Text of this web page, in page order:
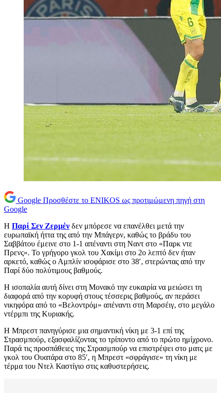
Google Προσθέστε το ENIKOS ως προτιμώμενη πηγή στη
Google
Η Παρί Σεν Ζερμέν δεν μπόρεσε να επανέλθει μετά την
ευρωπαϊκή ήττα της από την Μπάγερν, καθώς το βράδυ του
Σαββάτου έμεινε στο 1-1 απέναντι στη Ναντ στο «Παρκ ντε
Πρενς». Το γρήγορο γκολ του Χακίμι στο 2ο λεπτό δεν ήταν
αρκετό, καθώς ο Αμπλίν ισοφάρισε στο 38′, στερώντας από την
Παρί δύο πολύτιμους βαθμούς.
Η ισοπαλία αυτή δίνει στη Μονακό την ευκαιρία να μειώσει τη
διαφορά από την κορυφή στους τέσσερις βαθμούς, αν περάσει
νικηφόρα από το «Βελοντρόμ» απέναντι στη Μαρσέιγ, στο μεγάλο
ντέρμπι της Κυριακής.
Η Μπρεστ πανηγύρισε μια σημαντική νίκη με 3-1 επί της
Στρασμπούρ, εξασφαλίζοντας το τρίποντο από το πρώτο ημίχρονο.
Παρά τις προσπάθειες της Στρασμπούρ να επιστρέψει στο ματς με
γκολ του Ουατάρα στο 85′, η Μπρεστ «σφράγισε» τη νίκη με
τέρμα του Ντελ Καστίγιο στις καθυστερήσεις.